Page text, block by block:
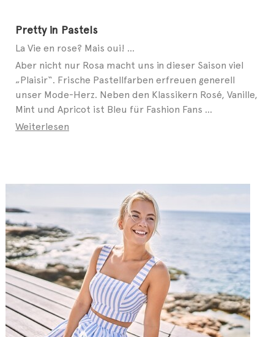
Pretty in Pastels
La Vie en rose? Mais oui! ...
Aber nicht nur Rosa macht uns in dieser Saison viel
„Plaisir“. Frische Pastellfarben erfreuen generell
unser Mode-Herz. Neben den Klassikern Rosé, Vanille,
Mint und Apricot ist Bleu für Fashion Fans ...
Weiterlesen